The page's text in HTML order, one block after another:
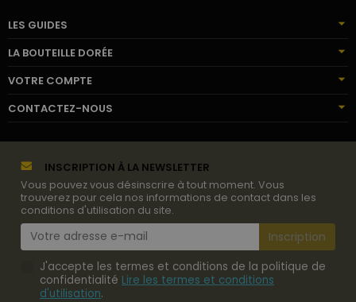
LES GUIDES
LA BOUTEILLE DORÉE
VOTRE COMPTE
CONTACTEZ-NOUS
INSCRIPTION À LA NEWSLETTER
Vous pouvez vous désinscrire à tout moment. Vous
trouverez pour cela nos informations de contact dans les
conditions d'utilisation du site.
J'accepte les termes et conditions de la politique de
confidentialité Lire les termes et conditions
d'utilisation.